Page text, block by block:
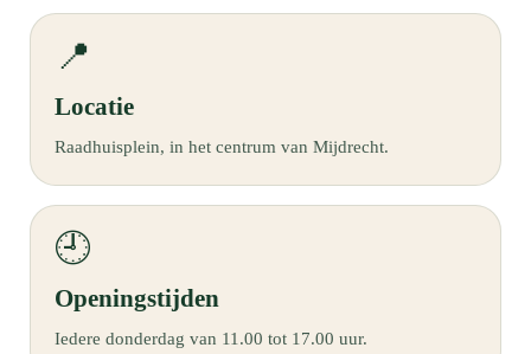
📍
Locatie
Raadhuisplein, in het centrum van Mijdrecht.
🕘
Openingstijden
Iedere donderdag van 11.00 tot 17.00 uur.